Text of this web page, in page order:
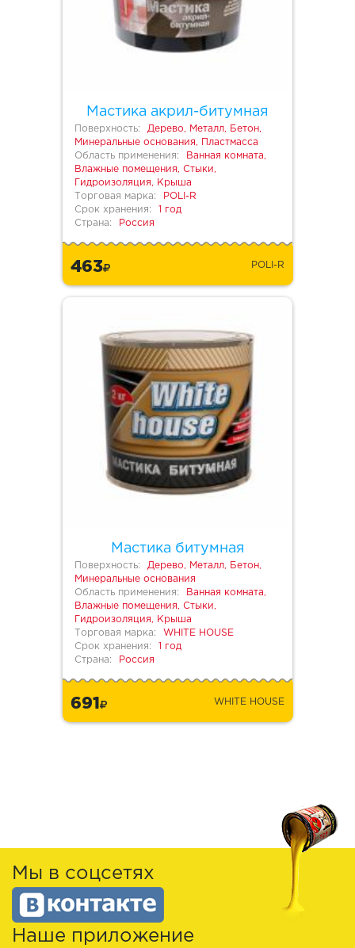
Мастика акрил-битумная
Поверхность:
Дерево, Металл, Бетон,
Минеральные основания, Пластмасса
Область применения:
Ванная комната,
Влажные помещения, Стыки,
Гидроизоляция, Крыша
Торговая марка:
POLI-R
Срок хранения:
1 год
Страна:
Россия
463 POLI-R
Мастика битумная
Поверхность:
Дерево, Металл, Бетон,
Минеральные основания
Область применения:
Ванная комната,
Влажные помещения, Стыки,
Гидроизоляция, Крыша
Торговая марка:
WHITE HOUSE
Срок хранения:
1 год
Страна:
Россия
691 WHITE HOUSE
Мы в соцсетях
Наше приложение